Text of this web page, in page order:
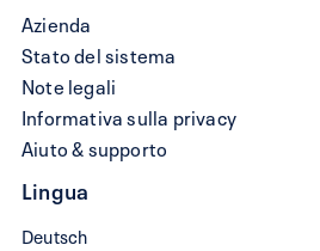
Azienda
Stato del sistema
Note legali
Informativa sulla privacy
Aiuto & supporto
Lingua
Deutsch